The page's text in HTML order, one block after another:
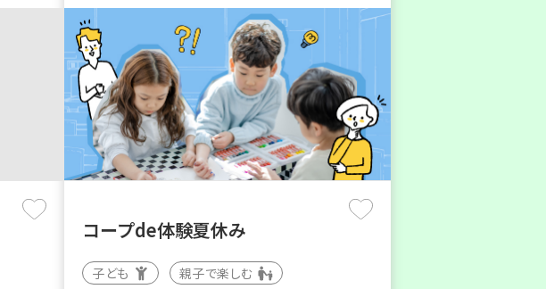
コープde体験夏休み
子ども 親子で楽しむ